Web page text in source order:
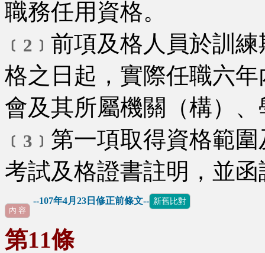
職務任用資格。
﹝2﹞ 前項及格人員於訓
格之日起，實際任職六
會及其所屬機關（構）
﹝3﹞ 第一項取得資格範
考試及格證書註明，並
--107年4月23日修正前條文-- 新舊比對
內 容
第11條